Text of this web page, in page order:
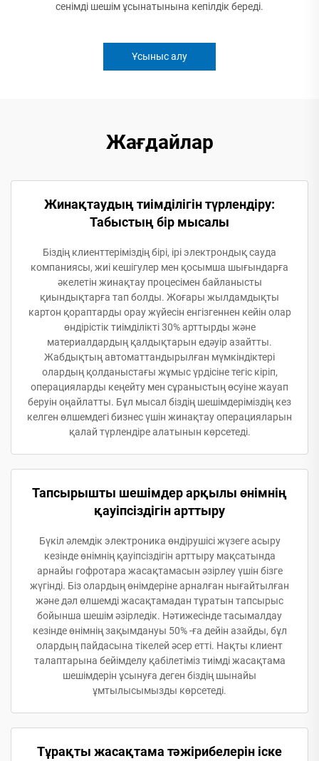
сенімді шешім ұсынатынына кепілдік береді.
Ұсыныс алу
Жағдайлар
Жинақтаудың тиімділігін түрлендіру:
Табыстың бір мысалы
Біздің клиенттеріміздің бірі, ірі электрондық сауда
компаниясы, жиі кешігулер мен қосымша шығындарға
әкелетін жинақтау процесімен байланысты
қиындықтарға тап болды. Жоғары жылдамдықты
картон қораптарды орау жүйесін енгізгеннен кейін олар
өндірістік тиімділікті 30% арттырды және
материалдардың қалдықтарын едәуір азайтты.
Жабдықтың автоматтандырылған мүмкіндіктері
олардың қолданыстағы жұмыс үрдісіне тегіс кіріп,
операцияларды кеңейту мен сұраныстың өсуіне жауап
беруін оңайлатты. Бұл мысал біздің шешімдеріміздің кез
келген өлшемдегі бизнес үшін жинақтау операцияларын
қалай түрлендіре алатынын көрсетеді.
Тапсырышты шешімдер арқылы өнімнің
қауіпсіздігін арттыру
Бүкіл әлемдік электроника өндірушісі жүзеге асыру
кезінде өнімнің қауіпсіздігін арттыру мақсатында
арнайы гофротара жасақтамасын әзірлеу үшін бізге
жүгінді. Біз олардың өнімдеріне арналған нығайтылған
және дәл өлшемді жасақтамадан тұратын тапсырыс
бойынша шешім әзірледік. Нәтижесінде тасымалдау
кезінде өнімнің зақымдануы 50% -ға дейін азайды, бұл
олардың пайдасына тікелей әсер етті. Нақты клиент
талаптарына бейімделу қабілетіміз тиімді жасақтама
шешімдерін ұсынуға деген біздің шынайы
ұмтылысымызды көрсетеді.
Тұрақты жасақтама тәжірибелерін іске